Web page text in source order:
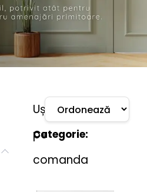
Categorie:
Uși
pe
comanda